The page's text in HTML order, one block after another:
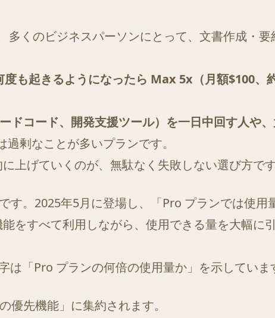
多くのビジネスパーソンにとって、文書作成・
も起きるようになったら Max 5x（月額$100、
コード、開発支援ツール）を一日中回す人や
剰なことが多いプランです。
げていくのが、無駄なく失敗しない選び方です
。2025年5月に登場し、「Pro プランでは使用
をすべて利用しながら、使用できる量を大幅に
は「Pro プランの何倍の使用量か」を示していま
先機能」に集約されます。